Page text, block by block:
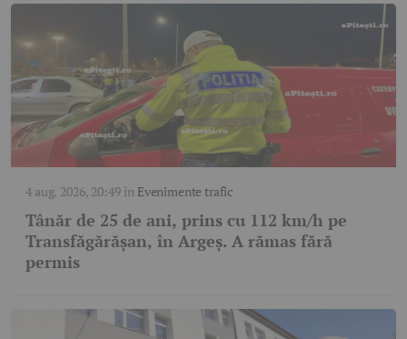
4 aug. 2026, 20:49în Evenimente trafic
Tânăr de 25 de ani, prins cu 112 km/h pe
Transfăgărășan, în Argeș. A rămas fără
permis